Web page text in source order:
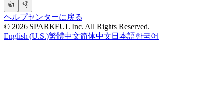
👍 👎
ヘルプセンターに戻る
© 2026 SPARKFUL Inc. All Rights Reserved.
English (U.S.)繁體中文简体中文 日本語한국어